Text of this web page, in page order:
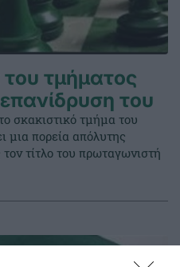
τμήματος
του
σκακιστικό τμήμα του
μια πορεία απόλυτης
τίτλο του πρωταγωνιστή